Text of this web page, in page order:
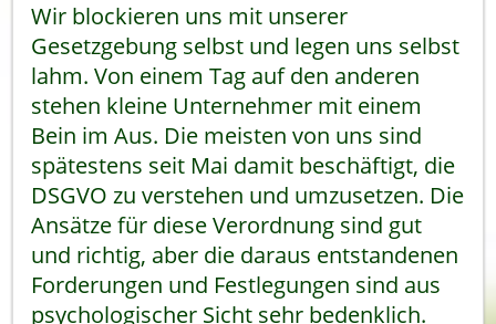
Wir blockieren uns mit unserer
Gesetzgebung selbst und legen uns selbst
lahm. Von einem Tag auf den anderen
stehen kleine Unternehmer mit einem
Bein im Aus. Die meisten von uns sind
spätestens seit Mai damit beschäftigt, die
DSGVO zu verstehen und umzusetzen. Die
Ansätze für diese Verordnung sind gut
und richtig, aber die daraus entstandenen
Forderungen und Festlegungen sind aus
psychologischer Sicht sehr bedenklich.